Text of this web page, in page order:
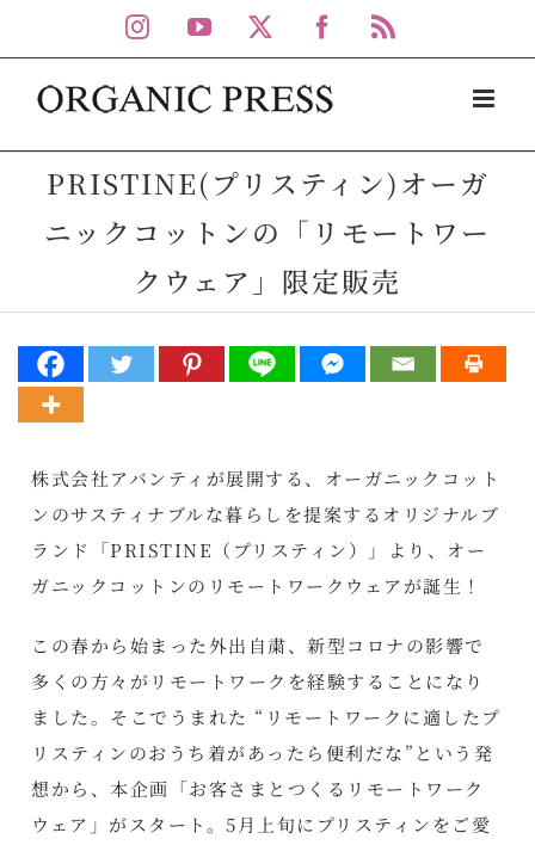
to
content
Instagram
YouTube Facebook
PRISTINE(プリスティン)オーガ
ニックコットンの「リモートワー
クウェア」限定販売
株式会社アバンティが展開する、オーガニックコット
ンのサスティナブルな暮らしを提案するオリジナルブ
ランド「PRISTINE（プリスティン）」より、オー
ガニックコットンのリモートワークウェアが誕生！
この春から始まった外出自粛、新型コロナの影響で
多くの方々がリモートワークを経験することになり
ました。そこでうまれた “リモートワークに適したプ
リスティンのおうち着があったら便利だな”という発
想から、本企画「お客さまとつくるリモートワーク
ウェア」がスタート。5月上旬にプリスティンをご愛